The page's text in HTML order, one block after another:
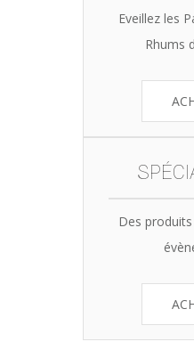
Eveillez les
Rhums
Des